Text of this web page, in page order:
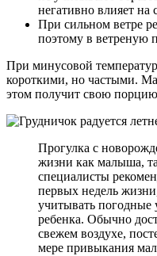
негативно влияет на
При сильном ветре
поэтому в ветреную
При минусовой
короткими, но частыми.
этом получит свою порцию
Прогулка с
жизни как малыша,
специалисты
первых недель
учитывать погодные
ребенка. Обычно
свежем воздухе,
мере привыкания